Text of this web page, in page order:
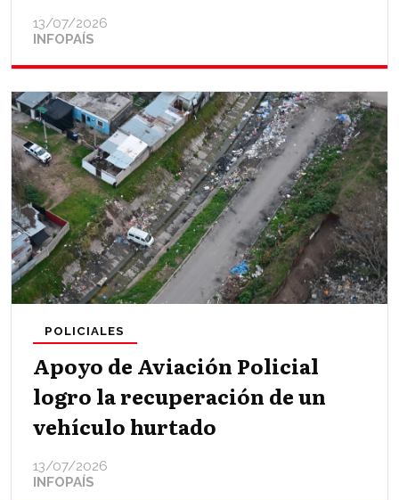
INFOPAÍS
13/07/2026
Apoyo de Aviación Policial
logro la recuperación de un
vehículo hurtado
INFOPAÍS
POLICIALES
13/07/2026